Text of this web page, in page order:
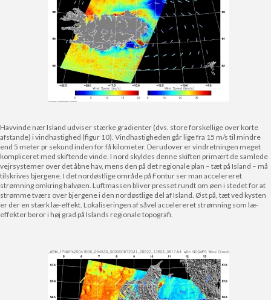
Havvinde nær Island udviser stærke gradienter (dvs. store forskellige over korte
afstande) i vindhastighed (figur 10). Vindhastigheden går lige fra 15 m/s til mindre
end 5 meter pr sekund inden for få kilometer. Derudover er vindretningen meget
kompliceret med skiftende vinde. I nord skyldes denne skiften primært de samlede
vejrsystemer over det åbne hav, mens den på det regionale plan – tæt på Island – må
tilskrives bjergene. I det nordøstlige område på Fontur ser man accelereret
strømning omkring halvøen. Luftmassen bliver presset rundt om øen i stedet for at
strømme tværs over bjergene i den nordøstlige del af Island. Øst på, tæt ved kysten
er der en stærk læ-effekt. Lokaliseringen af såvel accelereret strømning som læ-
effekter beror i høj grad på Islands regionale topografi.